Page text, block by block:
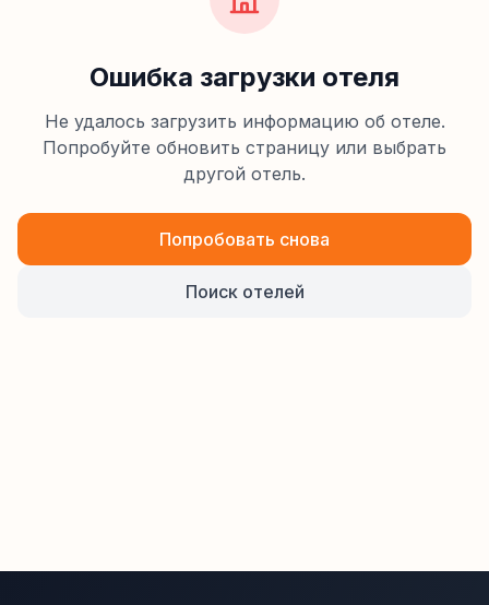
Ошибка загрузки отеля
Не удалось загрузить информацию об отеле.
Попробуйте обновить страницу или выбрать
другой отель.
Попробовать снова
Поиск отелей